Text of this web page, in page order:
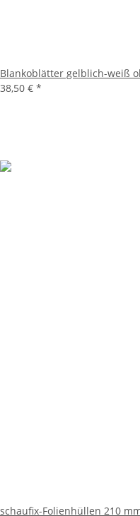
Blankoblätter gelblich-weiß
38,50 € *
schaufix-Folienhüllen 210